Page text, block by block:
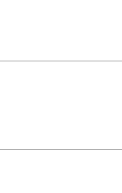
学校３
子の家